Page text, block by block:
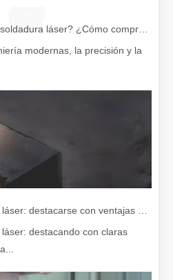
modernas, la precisión y la
Máquinas de limpieza con láser: destacarse con ventajas claras sobre las máquinas de limpieza tradicionales
destacando con claras